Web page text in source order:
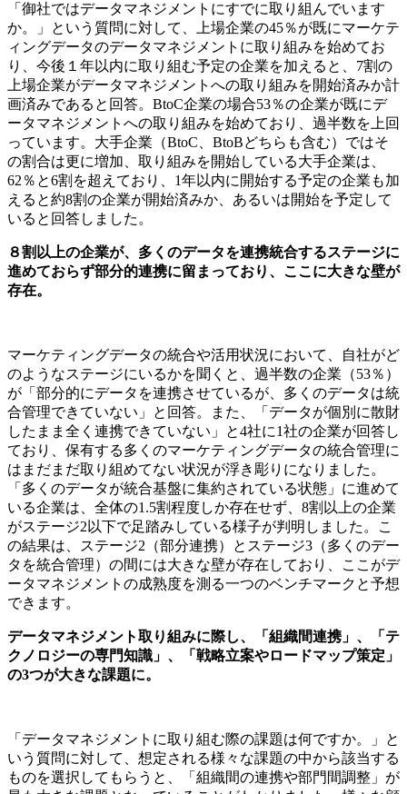
「御社ではデータマネジメントにすでに取り組んでいます
か。」という質問に対して、上場企業の45％が既にマーケテ
ィングデータのデータマネジメントに取り組みを始めてお
り、今後１年以内に取り組む予定の企業を加えると、7割の
上場企業がデータマネジメントへの取り組みを開始済みか計
画済みであると回答。BtoC企業の場合53％の企業が既にデ
ータマネジメントへの取り組みを始めており、過半数を上回
っています。大手企業（BtoC、BtoBどちらも含む）ではそ
の割合は更に増加、取り組みを開始している大手企業は、
62％と6割を超えており、1年以内に開始する予定の企業も加
えると約8割の企業が開始済みか、あるいは開始を予定して
いると回答しました。
８割以上の企業が、多くのデータを連携統合するステージに
進めておらず部分的連携に留まっており、ここに大きな壁が
存在。
マーケティングデータの統合や活用状況において、自社がど
のようなステージにいるかを聞くと、過半数の企業（53％）
が「部分的にデータを連携させているが、多くのデータは統
合管理できていない」と回答。また、「データが個別に散財
したまま全く連携できていない」と4社に1社の企業が回答し
ており、保有する多くのマーケティングデータの統合管理に
はまだまだ取り組めてない状況が浮き彫りになりました。
「多くのデータが統合基盤に集約されている状態」に進めて
いる企業は、全体の1.5割程度しか存在せず、8割以上の企業
がステージ2以下で足踏みしている様子が判明しました。こ
の結果は、ステージ2（部分連携）とステージ3（多くのデー
タを統合管理）の間には大きな壁が存在しており、ここがデ
ータマネジメントの成熟度を測る一つのベンチマークと予想
できます。
データマネジメント取り組みに際し、「組織間連携」、「テ
クノロジーの専門知識」、「戦略立案やロードマップ策定」
の3つが大きな課題に。
「データマネジメントに取り組む際の課題は何ですか。」と
いう質問に対して、想定される様々な課題の中から該当する
ものを選択してもらうと、「組織間の連携や部門間調整」が